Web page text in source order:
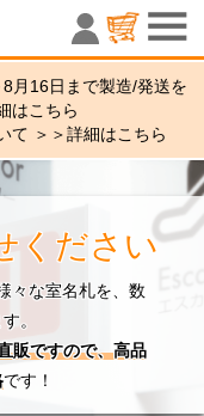
名札・
月16日まで製造/発送を
はこちら
中東情勢の影響における品薄/欠品について ＞＞詳細はこちら
ください
々な室名札を、数
。
販ですので、高品
です！